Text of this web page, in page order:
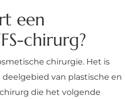
een
chirurg?
chirurgie. Het is
van plastische en
die het volgende